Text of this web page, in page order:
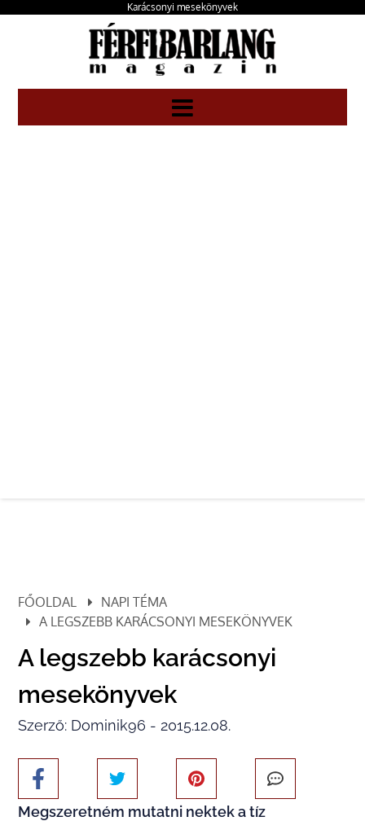
Karácsonyi mesekönyvek
FŐOLDAL
NAPI TÉMA
A LEGSZEBB KARÁCSONYI MESEKÖNYVEK
A legszebb karácsonyi
mesekönyvek
Szerző: Dominik96 - 2015.12.08.
Megszeretném mutatni nektek a tíz